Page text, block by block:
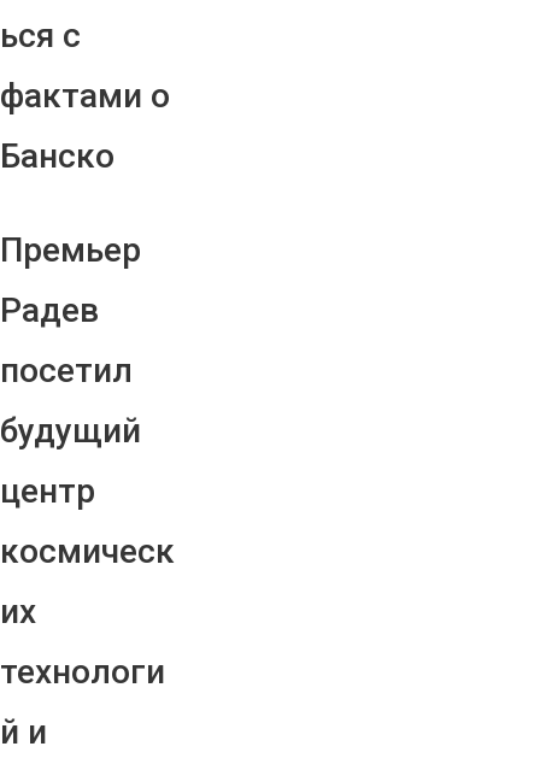
ься с
фактами о
Банско
Премьер
Радев
посетил
будущий
центр
космическ
их
технологи
й и